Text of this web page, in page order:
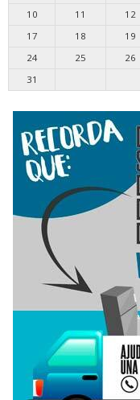
10
11 12
17
18 19
24
25 26
31